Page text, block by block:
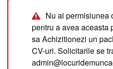
Nu ai permisiunea
pentru a avea aceasta
sa Achizitionezi un
CV-uri. Solicitarile se